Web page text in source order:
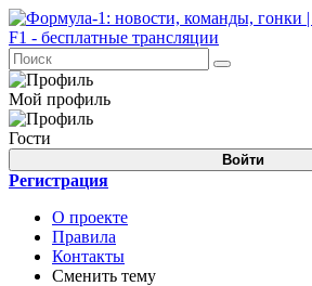
Мой профиль
Гости
Войти
Регистрация
О проекте
Правила
Контакты
Сменить тему